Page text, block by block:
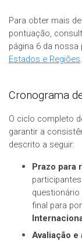
Para obter mais
pontuação,
página 6 da nossa
Estados e Regiões.
Cronograma
O ciclo completo
garantir a
descrito a seguir:
Prazo para
final para
Avaliação e